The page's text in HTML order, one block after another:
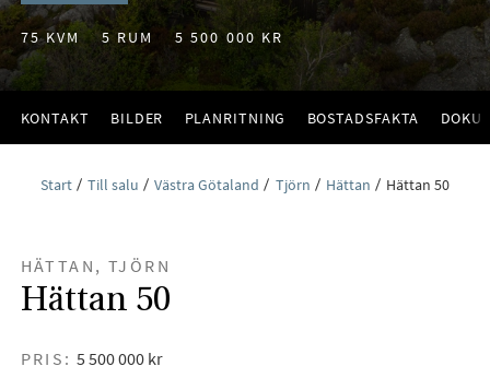
75 KVM 5 RUM 5 500 000 KR
KONTAKT BILDER PLANRITNING BOSTADSFAKTA
Start Till salu Västra Götaland Tjörn Hättan Hättan 50
HÄTTAN, TJÖRN
Hättan 50
PRIS: 5 500 000 kr